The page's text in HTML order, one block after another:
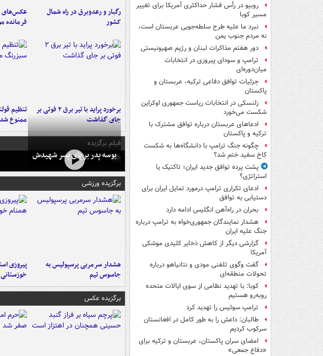
روبیو در رأس فشار حداکثری آمریکا برای تغییر
مسیر کوبا
نبرد ما علیه طرح سلطه‌جویی عربستان است،
نه مردم جنوب یمن
دور هفتم مذاکرات لبنان و رژیم صهیونیستی
ترامپ و سودای پیروزی در انتخابات
میان‌دوره‌ای
جزئیات توافق دفاعی ترکیه، عربستان و
پاکستان
زلنسکی در انتخابات ریاست جمهوری اوکراین
شکست می‌خورد
ادعاهای عربستان درباره توافق مشترک با
ترکیه و پاکستان
چگونه جنگ ترامپ با دانشگاه‌ها به شکست
کاخ سفید ختم شد؟
پشت پرده توافق جدید ایران؛ تاکتیک یا
استراتژی؟
ادعای تکراری ترامپ درمورد تمایل ایران برای
دستیابی به توافق
بحران در راه‌آهن انگلیس ادامه دارد
هشدار نمایندگان جمهوری‌خواه به ترامپ درباره
جنگ علیه ایران
گزارشی دیگر از کاهش ذخایر کلیدی موشکی
آمریکا
گفت وگوی تلفنی مودی و نتانیاهو درباره
تحولات منطقه‌ای
کوبا: با تهدید نظامی از سوی ایالات متحده
روبه‌رو هستیم
ترامپ سوئیس را تهدید کرد
طالبان: داعش را به طور کامل در افغانستان
سرکوب کردیم
امضای سران پاکستان، عربستان و ترکیه برای
«دفاع جمعی»
رگبار و رعدوبرق در راه شمال
کشور
عکس‌های
فرمانده‌
برخورد پراید با تیر برق ۲ فوتی بر
جای گذاشت
تنظیم
ممنوع شد
فیلم برگزیده
بوسه‌ پدر بر پای پسر شهیدش
برگزیده ورزشی
هشدار سرمربی پرسپولیس به
جاسوس تیم
پیروزی
خوزستانی
برگزیده عکس